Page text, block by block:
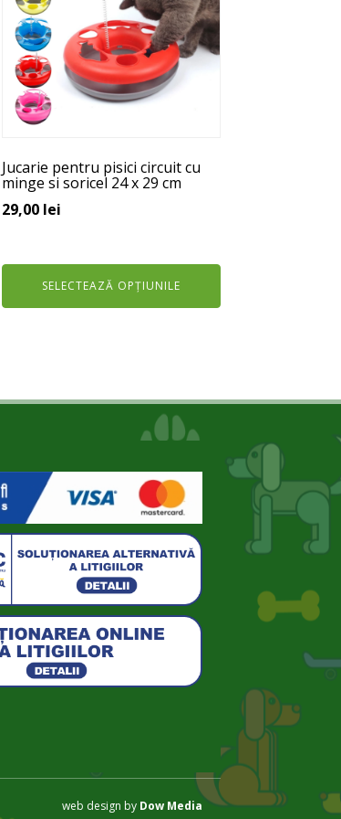
Jucarie pentru pisici circuit cu
minge si soricel 24 x 29 cm
29,00 lei
SELECTEAZĂ OPȚIUNILE
multe
variații.
Opțiunile
pot
în
pagina
produsului.
web design by Dow Media